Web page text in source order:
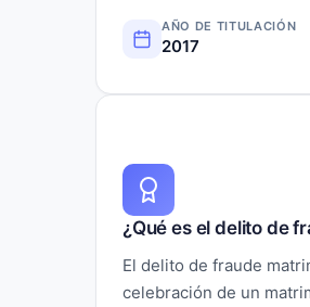
AÑO DE TITULACIÓN
2017
¿Qué es el delito de
El delito de fraude
celebración de un